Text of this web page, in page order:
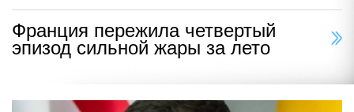
Франция пережила четвертый
эпизод сильной жары за лето